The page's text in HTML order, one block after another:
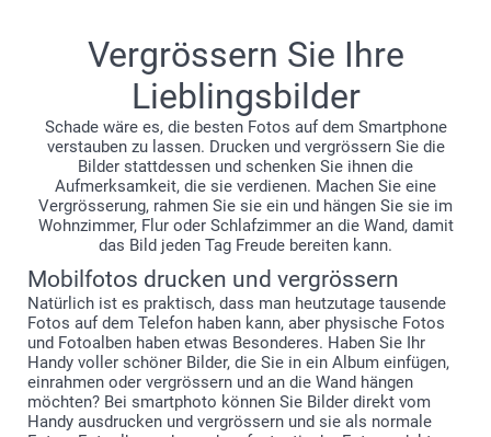
Vergrössern Sie Ihre
Lieblingsbilder
Schade wäre es, die besten Fotos auf dem Smartphone
verstauben zu lassen. Drucken und vergrössern Sie die
Bilder stattdessen und schenken Sie ihnen die
Aufmerksamkeit, die sie verdienen. Machen Sie eine
Vergrösserung, rahmen Sie sie ein und hängen Sie sie im
Wohnzimmer, Flur oder Schlafzimmer an die Wand, damit
das Bild jeden Tag Freude bereiten kann.
Mobilfotos drucken und vergrössern
Natürlich ist es praktisch, dass man heutzutage tausende
Fotos auf dem Telefon haben kann, aber physische Fotos
und Fotoalben haben etwas Besonderes. Haben Sie Ihr
Handy voller schöner Bilder, die Sie in ein Album einfügen,
einrahmen oder vergrössern und an die Wand hängen
möchten? Bei smartphoto können Sie Bilder direkt vom
Handy ausdrucken und vergrössern und sie als normale